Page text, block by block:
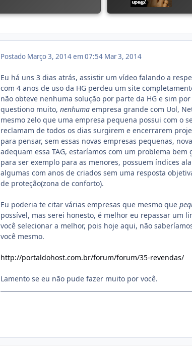
Postado Março 3, 2014 em 07:54 Mar 3, 2014
Eu há uns 3 dias atrás, assistir um vídeo falando a
com 4 anos de uso da HG perdeu um site
não obteve nenhuma solução por parte da HG e sim
questiono muito, nenhuma empresa grande com Uol,
mesmo zelo que uma empresa pequena possui com o
reclamam de todos os dias surgirem e encerrarem
para pensar, sem essas novas empresas pequenas,
adequam essa TAG, estaríamos com um problema
para ser exemplo para as menores, possuem índices
algumas com anos de criados sem uma resposta
de proteção(zona de conforto).
Eu poderia te citar várias empresas que mesmo que
possível, mas serei honesto, é melhor eu repassar um
você selecionar a melhor, pois hoje aqui, não
você mesmo.
http://portaldohost.com.br/forum/forum/35-revendas/
Lamento se eu não pude fazer muito por você.